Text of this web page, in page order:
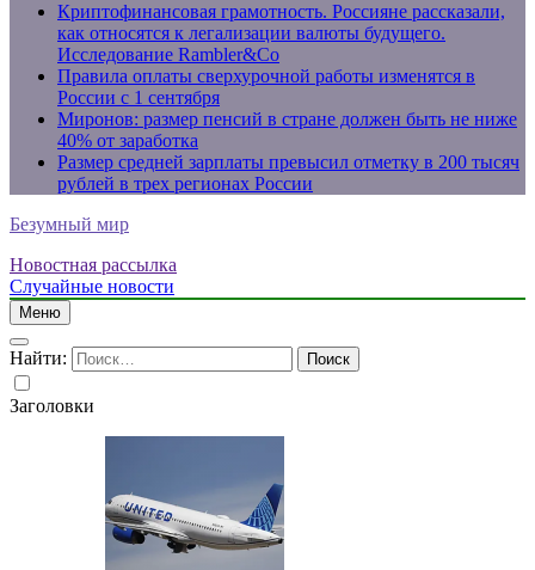
Криптофинансовая грамотность. Россияне рассказали,
как относятся к легализации валюты будущего.
Исследование Rambler&Co
Правила оплаты сверхурочной работы изменятся в
России с 1 сентября
Миронов: размер пенсий в стране должен быть не ниже
40% от заработка
Размер средней зарплаты превысил отметку в 200 тысяч
рублей в трех регионах России
Безумный мир
Новостная рассылка
Случайные новости
Меню
Найти:
Заголовки